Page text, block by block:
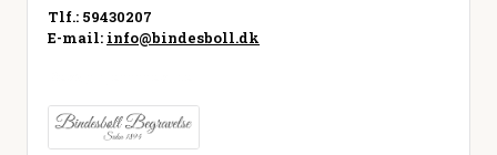
Tlf.: 59430207
E-mail: info@bindesboll.dk